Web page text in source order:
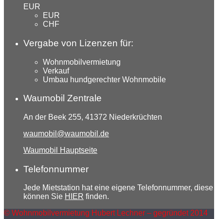
EUR
EUR
CHF
Vergabe von Lizenzen für:
Wohnmobilvermietung
Verkauf
Umbau hundgerechter Wohnmobile
Waumobil Zentrale
An der Beek 255, 41372 Niederkrüchten
waumobil@waumobil.de
Waumobil Hauptseite
Telefonnummer
Jede Mietstation hat eine eigene Telefonnummer, diese
können Sie HIER finden.
© Wohnmobilvermietung Hubert Lechner – gegründet 2014